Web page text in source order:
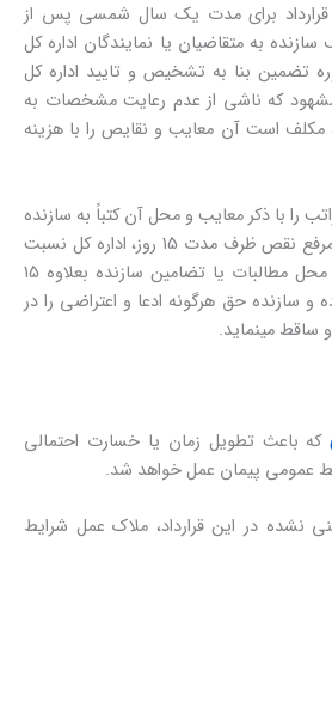
قرارداد برای مدت یک سال شمسی پس از
به متقاضیان یا نمایندگان اداره کل
تضمین بنا به تشخیص و تایید اداره کل
که ناشی از عدم رعایت مشخصات به
مکلف است آن معایب و نقایص را با هزینه
را با ذکر معایب و محل آن کتباً به سازنده
ابلاغ میکند. در صورت عدمرفع نقص ظرف مدت 15 روز، اداره کل نسبت
به رفع عیوب و نقایص از محل مطالبات یا تضامین سازنده بعلاوه 15
سازنده حق هرگونه ادعا و اعتراضی را در
مینماید.
که باعث تطویل زمان یا خسارت احتمالی
در این قرارداد، ملاک عمل شرایط